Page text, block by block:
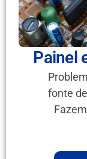
Painel
fonte